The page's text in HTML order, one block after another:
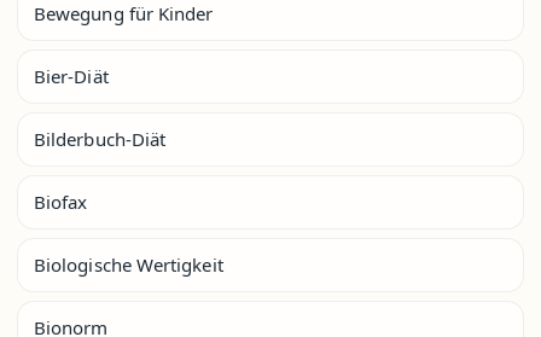
Bewegung für Kinder
Bier-Diät
Bilderbuch-Diät
Biofax
Biologische Wertigkeit
Bionorm